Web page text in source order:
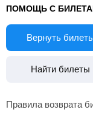
ПОМОЩЬ С
Вернуть
Найти билеты
Правила возврата